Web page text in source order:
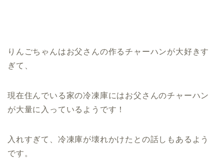
りんごちゃんはお父さんの作るチャーハンが大好きす
ぎて、
現在住んでいる家の冷凍庫にはお父さんのチャーハン
が大量に入っているようです！
入れすぎて、冷凍庫が壊れかけたとの話しもあるよう
です。